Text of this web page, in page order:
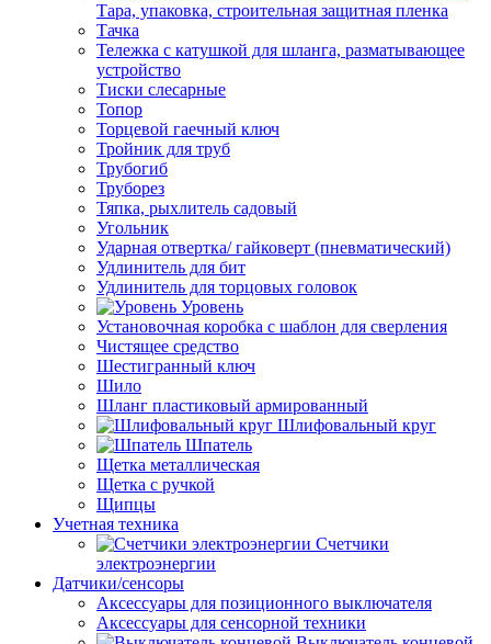
Тара, упаковка, строительная защитная пленка
Тачка
Тележка с катушкой для шланга, разматывающее
устройство
Тиски слесарные
Топор
Торцевой гаечный ключ
Тройник для труб
Трубогиб
Труборез
Тяпка, рыхлитель садовый
Угольник
Ударная отвертка/ гайковерт (пневматический)
Удлинитель для бит
Удлинитель для торцовых головок
Уровень
Установочная коробка с шаблон для сверления
Чистящее средство
Шестигранный ключ
Шило
Шланг пластиковый армированный
Шлифовальный круг
Шпатель
Щетка металлическая
Щетка с ручкой
Щипцы
Учетная техника
Счетчики
электроэнергии
Датчики/сенсоры
Аксессуары для позиционного выключателя
Аксессуары для сенсорной техники